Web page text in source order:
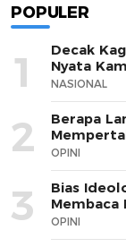
POPULER
1
Decak
Nyata
NASIONAL
2
Berapa
OPINI
3
Bias
Membaca
OPINI